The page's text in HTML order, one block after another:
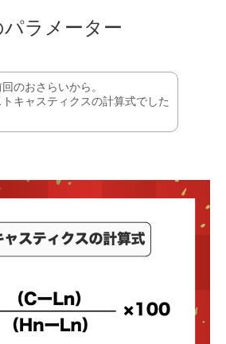
ラメーター
のおさらいから。
キャスティクスの計算式でした